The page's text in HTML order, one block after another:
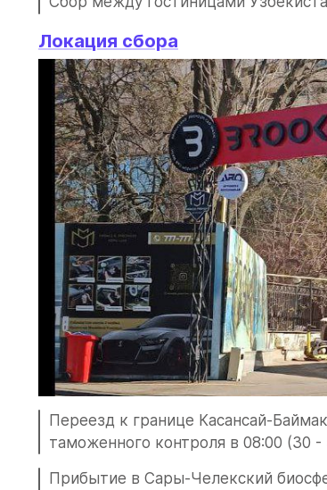
Локация сбора
Переезд к границе Касансай-
таможенного контроля в 08:00 (30 -
Прибытие в Сары-Челекский